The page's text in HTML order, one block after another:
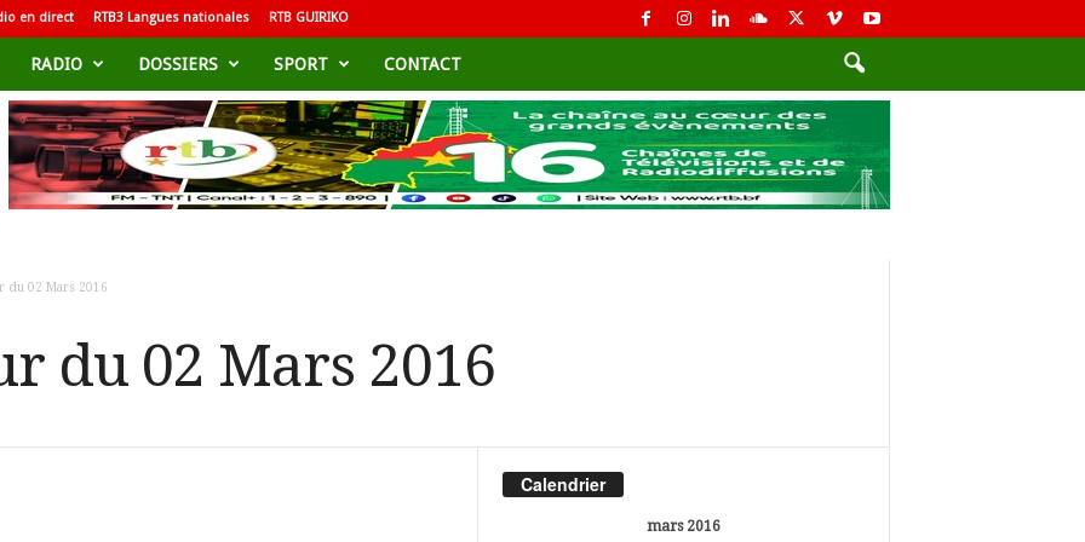
en direct RTB3 Langues nationales RTB GUIRIKO
RADIO DOSSIERS SPORT CONTACT
du 02 Mars 2016
du 02 Mars 2016
Calendrier
mars 2016